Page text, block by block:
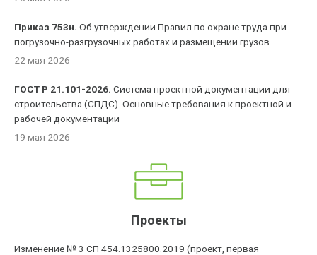
Приказ 753н. Об утверждении Правил по охране труда при
погрузочно-разгрузочных работах и размещении грузов
22 мая 2026
ГОСТ Р 21.101-2026. Система проектной документации для
строительства (СПДС). Основные требования к проектной и
рабочей документации
19 мая 2026
Проекты
Изменение № 3 СП 454.1325800.2019 (проект, первая